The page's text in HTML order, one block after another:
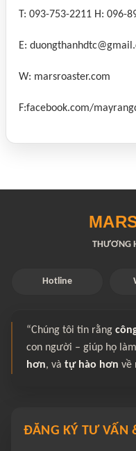
T: 093-753-2211 H: 096-
E:
W: marsroaster.com
F:facebook.com/
THƯƠNG
Hotline
“Chúng tôi tin rằng
con người – giúp họ
hơn, và tự hào hơn về
ĐĂNG KÝ TƯ VẤN